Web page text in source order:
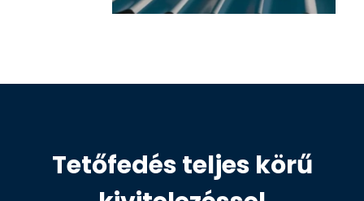
Tetőfedés teljes körű